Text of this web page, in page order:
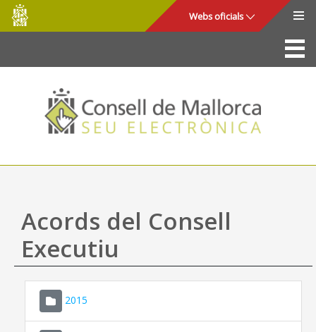
Salta al contingut principal
Consell
de
Mallorca
Webs oficials
La Seu
Consell de Mallorca
Accés i seguretat
Utilitats
Ajuda
Acords del Consell
Executiu
2015